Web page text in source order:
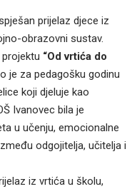
prijelaz djece iz
obrazovni sustav.
“Od vrtića do
je za pedagošku godinu
koji djeluje kao
Ivanovec bila je
u učenju, emocionalne
odgojitelja, učitelja i
iz vrtića u školu,